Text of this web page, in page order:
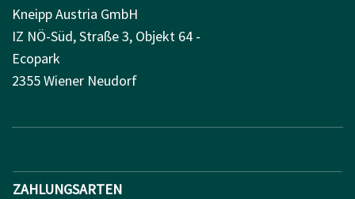
Kneipp Austria GmbH
IZ NÖ-Süd, Straße 3, Objekt 64 -
Ecopark
2355 Wiener Neudorf
ZAHLUNGSARTEN